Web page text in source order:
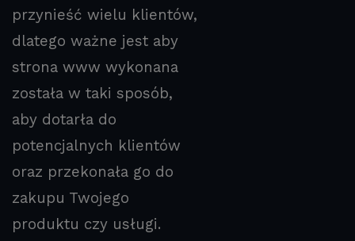
przynieść wielu klientów,
dlatego ważne jest aby
strona www wykonana
została w taki sposób,
aby dotarła do
potencjalnych klientów
oraz przekonała go do
zakupu Twojego
produktu czy usługi.